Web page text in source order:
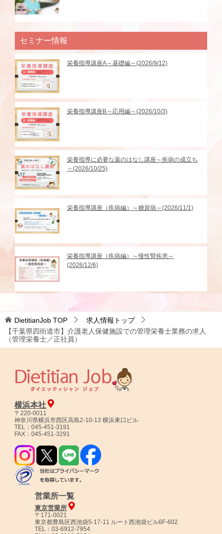
セミナー情報
栄養指導講座A～基礎編～(2026/9/12)
栄養指導講座B～応用編～(2026/10/3)
栄養指導に必要な薬のはなし講座～疾病の成立ち
～(2026/10/25)
栄養指導講座（疾病編）～糖尿病～(2026/11/1)
栄養指導講座（疾病編）～慢性腎疾患～
(2026/12/6)
DietitianJob TOP
求人情報トップ
【千葉県四街道市】介護老人保健施設での管理栄養士業務の求人
（管理栄養士／正社員）
横浜本社
〒220-0011
神奈川県横浜市西区高島2-10-13 横浜東口ビル
TEL：045-451-3191
FAX：045-451-3291
営業所一覧
東京営業所
〒171-0021
東京都豊島区西池袋5-17-11 ルート西池袋ビル6F-602
TEL：03-6912-7954